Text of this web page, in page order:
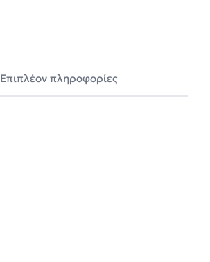
Επιπλέον πληροφορίες